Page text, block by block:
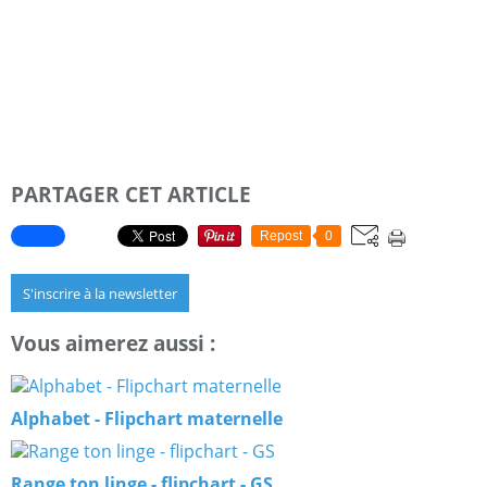
PARTAGER CET ARTICLE
Repost 0
S'inscrire à la newsletter
Vous aimerez aussi :
Alphabet - Flipchart maternelle